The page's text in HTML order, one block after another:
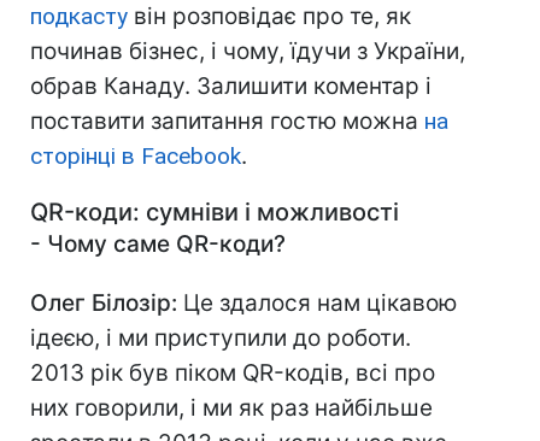
подкасту він розповідає про те, як
починав бізнес, і чому, їдучи з України,
обрав Канаду. Залишити коментар і
поставити запитання гостю можна на
сторінці в Facebook.
QR-коди: сумніви і можливості
- Чому саме QR-коди?
Олег Білозір: Це здалося нам цікавою
ідеєю, і ми приступили до роботи.
2013 рік був піком QR-кодів, всі про
них говорили, і ми як раз найбільше